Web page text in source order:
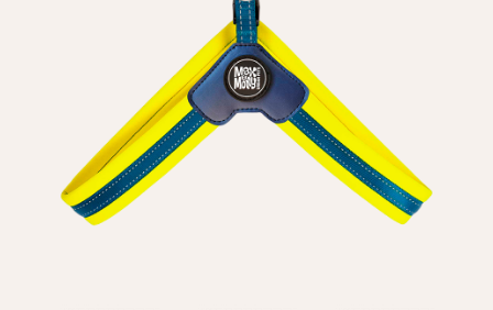
АКЦИИ
ДЛЯ КОТОВ
Оплата и доставка
Программа лояльности